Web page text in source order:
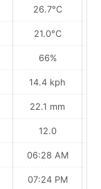
26.7°C
21.0°C
66%
14.4 kph
22.1 mm
12.0
06:28 AM
07:24 PM